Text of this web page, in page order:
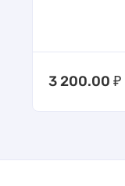
3 200.00 ₽